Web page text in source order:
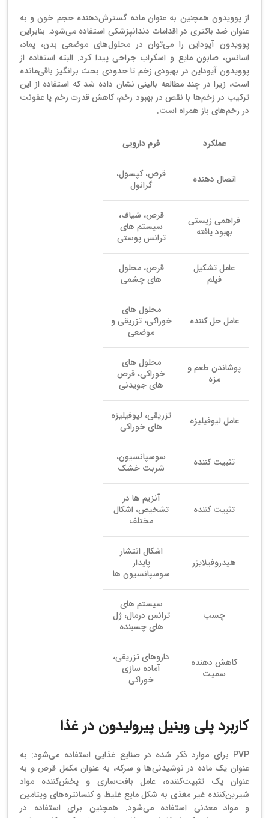
از پوویدون همچنین به عنوان ماده گسترش‌دهنده حجم خون و به
عنوان ضد باکتری در اقدامات دندانپزشکی استفاده می‌شود. بنابراین
پوویدون آیوداین را می‌توان در محلول‌های موضعی بدن، پماد،
اسانس، صابون مایع و اسکراب جراحی پیدا کرد. البته استفاده از
پوویدون آیوداین در بهبودی زخم تا حدودی بحث برانگیز باقی‌مانده
است، زیرا در چند مطالعه بالینی نشان داده شد که استفاده از این
ترکیب در زخم‌ها با نقص در بهبود زخم، کاهش قدرت زخم یا عفونت
در زخم‌های باز همراه است.
عملکرد فرم دارویی
اتصال دهنده
قرص، کپسول،
گرانول
فراهمی زیستی
بهبود یافته
قرص، شیاف،
سیستم های
ترانس پوستی
عامل تشکیل
فیلم
قرص، محلول
های چشمی
عامل حل کننده
محلول های
خوراکی، تزریقی و
موضعی
پوشاندن طعم و
مزه
محلول های
خوراکی، قرص
های جویدنی
عامل لیوفیلیزه
تزریقی، لیوفیلیزه
های خوراکی
تثبیت کننده
سوسپانسیون،
شربت خشک
تثبیت کننده
آنزیم ها در
تشخیص، اشکال
مختلف
هیدروفیلایزر
اشکال انتشار
پایدار
سوسپانسیون ها
چسب
سیستم های
ترانس درمال، ژل
های چسبنده
کاهش دهنده
سمیت
داروهای تزریقی،
آماده سازی
خوراکی
کاربرد پلی وینیل پیرولیدون در غذا
PVP برای موارد ذکر شده در صنایع غذایی استفاده می‌شود: به
عنوان یک ماده در نوشیدنی‌ها و سرکه، به عنوان مکمل قرص و به
عنوان یک تثبیت‌کننده، عامل بافت‌سازی و پخش‌کننده مواد
شیرین‌کننده غیر مغذی به شکل مایع غلیظ و کنسانتره‌های ویتامین
و مواد معدنی استفاده می‌شود. همچنین برای استفاده در